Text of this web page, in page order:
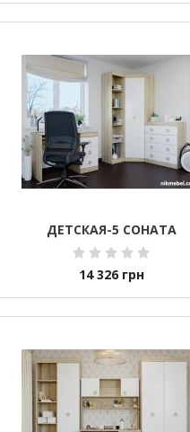
ДЕТСКАЯ-5 СОНАТА
14 326 грн